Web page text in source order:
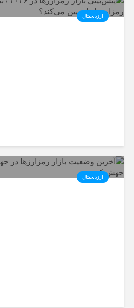
ارزدیجیتال
ارزدیجیتال